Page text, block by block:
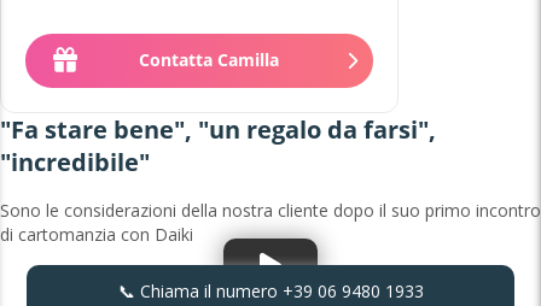
Contatta Camilla
"Fa stare bene", "un regalo da farsi",
"incredibile"
Sono le considerazioni della nostra cliente dopo il suo primo incontro
di cartomanzia con Daiki
📞 Chiama il numero +39 06 9480 1933